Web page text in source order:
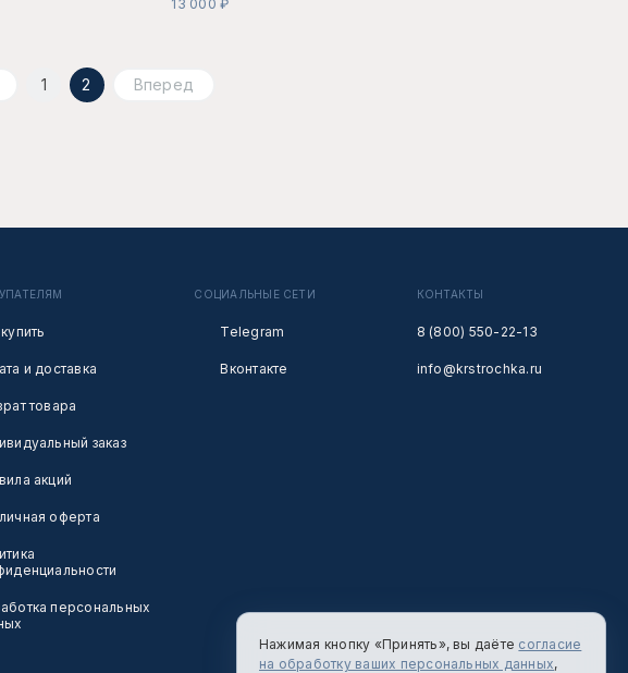
13 000 ₽
1 2 Вперед
и доставка
товара
заказ
акций
оферта
персональных
СОЦИАЛЬНЫЕ СЕТИ
Telegram
Вконтакте
КОНТАКТЫ
8 (800) 550-22-13
info@krstrochka.ru
Нажимая кнопку «Принять», вы даёте согласие
на обработку ваших персональных данных,